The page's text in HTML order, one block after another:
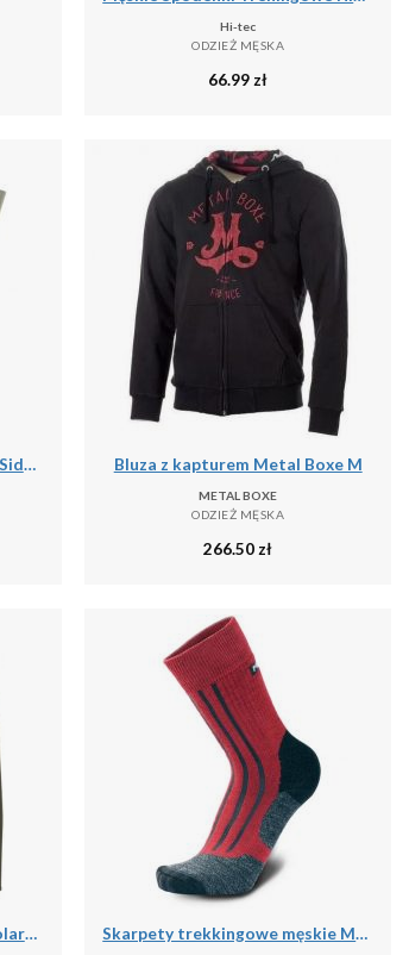
Hi-tec
ODZIEŻ MĘSKA
66.99 zł
Wysokie skarpety Rossignol Sidelhorn Bluza z kapturem Metal Boxe M
METAL BOXE
ODZIEŻ MĘSKA
266.50 zł
Kurtka wodoodporna Agu Polartec Alpha Performance Skarpety trekkingowe męskie Meindl MT6 Lady z wełną Merino